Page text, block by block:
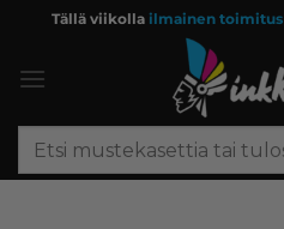
content
Tällä viikolla ilmainen toimitus
Etsi: